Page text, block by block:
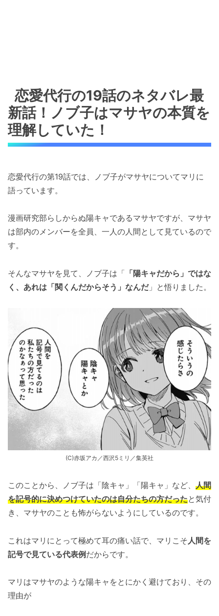
恋愛代行の19話のネタバレ最
新話！ノブ子はマサヤの本質を
理解していた！
恋愛代行の第19話では、ノブ子がマサヤについてマリに
語っています。
漫画研究部らしからぬ陽キャであるマサヤですが、マサヤ
は部内のメンバーを全員、一人の人間として見ているので
す。
そんなマサヤを見て、ノブ子は「 「陽キャだから」ではな
く、あれは「関くんだからそう」なんだ」と悟りました。
(C)赤坂アカ／西沢5ミリ／集英社
このことから、ノブ子は「陰キャ」「陽キャ」など、 人間
を記号的に決めつけていたのは自分たちの方だったと気付
き、マサヤのことも怖がらないようにしているのです。
これはマリにとって極めて耳の痛い話で、マリこそ 人間を
記号で見ている代表例だからです。
マリはマサヤのような陽キャをとにかく避けており、その
理由が